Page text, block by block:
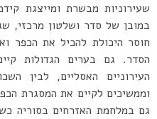
שעירוניות מבשרת ומייצגת
במובן של סדר ושלטון מרכזי,
חוסר היכולת להכיל את הכפר
הסדר. גם בערים הגדולות
העירוניים האסליים, לבין
וממשיכים לקיים את המסגרת
גם במלחמת האזרחים בסוריה